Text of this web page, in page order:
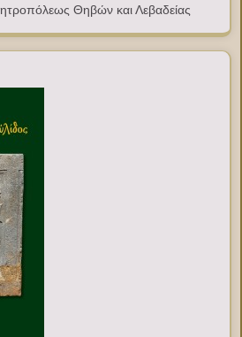
Θηβών και Λεβαδείας